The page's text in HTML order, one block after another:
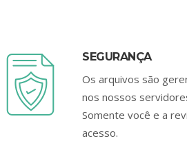
SEGURANÇA
Os arquivos são
nos nossos
Somente você e a
acesso.